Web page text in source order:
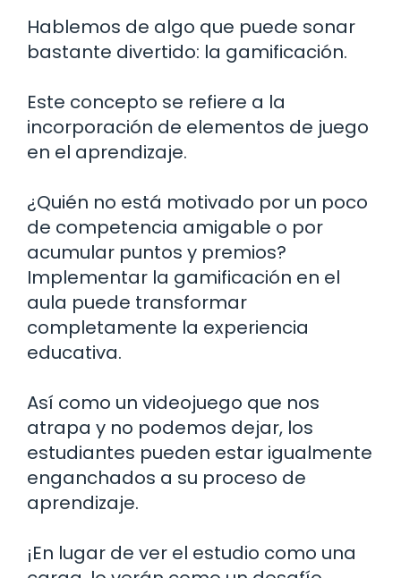
Hablemos de algo que puede sonar
bastante divertido: la gamificación.
Este concepto se refiere a la
incorporación de elementos de juego
en el aprendizaje.
¿Quién no está motivado por un poco
de competencia amigable o por
acumular puntos y premios?
Implementar la gamificación en el
aula puede transformar
completamente la experiencia
educativa.
Así como un videojuego que nos
atrapa y no podemos dejar, los
estudiantes pueden estar igualmente
enganchados a su proceso de
aprendizaje.
¡En lugar de ver el estudio como una